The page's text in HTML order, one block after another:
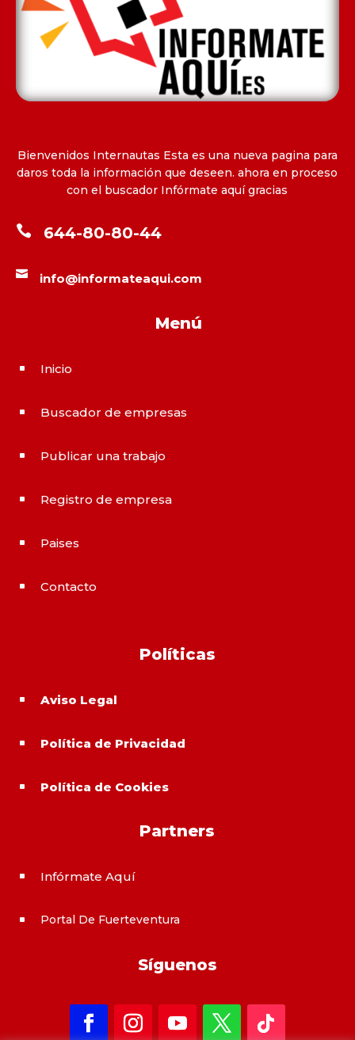
Bienvenidos Internautas Esta es una nueva pagina para
daros toda la información que deseen. ahora en proceso
con el buscador Infórmate aquí gracias
 644-80-80-44
 info@informateaqui.com
Menú
^ Inicio
^ Buscador de empresas
^ Publicar una trabajo
^ Registro de empresa
^ Paises
^ Contacto
Políticas
^ Aviso Legal
^ Política de Privacidad
^ Política de Cookies
Partners
^ Infórmate Aquí
^ Portal De Fuerteventura
Síguenos